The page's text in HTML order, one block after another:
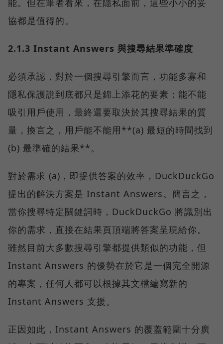
能。但在筆者看來，在隱私面前，這些小小的妥
協都是值得的。
2.1.3 Instant Answers 與搜尋結果準確度
必須承認，對於一個搜尋引擎而言，功能多寡和
隱私保護說到底都只是錦上添花的要素；能不能
吸引用戶使用，最終還要取決於其搜尋結果的質
量，換言之，用戶能不能用**(a) 最短的時間找到
(b) 最準確的結果**。
對於需求 (a)，即提供答案的效率，DuckDuckGo
提出的解決方案是 Instant Answers。簡言之，
當你搜尋特定關鍵詞時，DuckDuckGo 將識別出
你的需求，直接在結果頁頂端將答案呈現給你。
雖然目前大多數搜尋引擎都提供類似的功能，但
Instant Answers 的優勢在於它是一個完全開源
的專案，任何人都可以根據其文檔編寫新的
Instant Answers 支援。
正因如此，Instant Answers 的覆蓋範圍十分廣